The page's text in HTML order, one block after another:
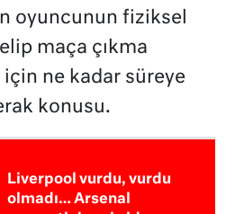
oyuncunun fiziksel
maça çıkma
ne kadar süreye
konusu.
Liverpool vurdu, vurdu
olmadı… Arsenal